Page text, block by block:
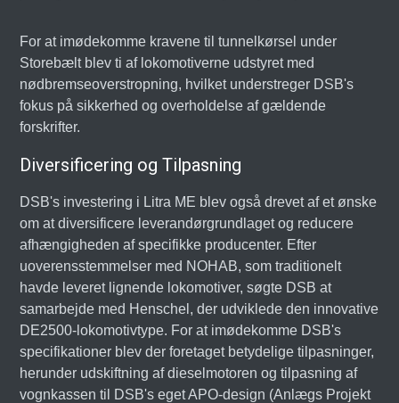
For at imødekomme kravene til tunnelkørsel under
Storebælt blev ti af lokomotiverne udstyret med
nødbremseoverstropning, hvilket understreger DSB's
fokus på sikkerhed og overholdelse af gældende
forskrifter.
Diversificering og Tilpasning
DSB's investering i Litra ME blev også drevet af et ønske
om at diversificere leverandørgrundlaget og reducere
afhængigheden af specifikke producenter. Efter
uoverensstemmelser med NOHAB, som traditionelt
havde leveret lignende lokomotiver, søgte DSB at
samarbejde med Henschel, der udviklede den innovative
DE2500-lokomotivtype. For at imødekomme DSB's
specifikationer blev der foretaget betydelige tilpasninger,
herunder udskiftning af dieselmotoren og tilpasning af
vognkassen til DSB's eget APO-design (Anlægs Projekt